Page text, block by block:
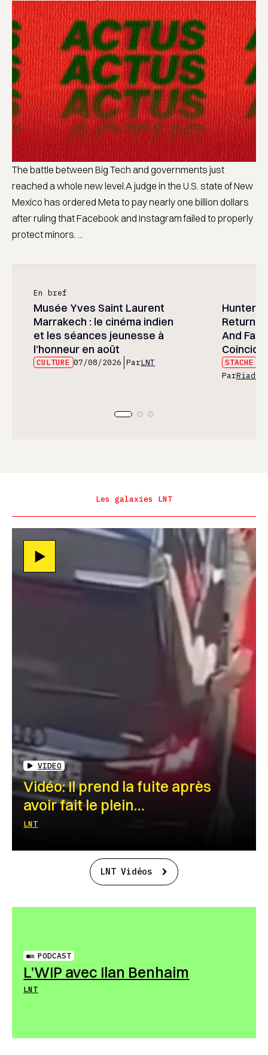
The battle between Big Tech and governments just
reached a whole new level.A judge in the U.S. state of New
Mexico has ordered Meta to pay nearly one billion dollars
after ruling that Facebook and Instagram failed to properly
protect minors. ...
En bref
Musée Yves Saint Laurent
Marrakech : le cinéma indien
et les séances jeunesse à
l’honneur en août
CULTURE 07/08/2026 ParLNT
Hunter
And
STACHE
ParRiad
Les galaxies LNT
VIDEO
Vidéo: Il prend la fuite après
avoir fait le plein…
LNT
LNT Vidéos
PODCAST
L’WIP avec Ilan Benhaim
LNT